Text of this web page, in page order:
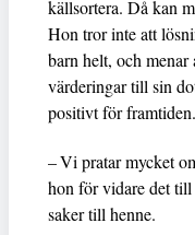
källsortera. Då kan
Hon tror inte att
barn helt, och menar
värderingar till sin
positivt för framtiden.
– Vi pratar mycket
hon för vidare det
saker till henne.